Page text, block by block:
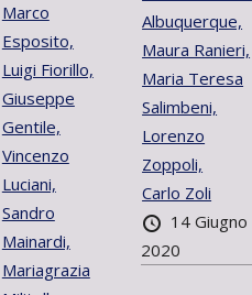
Marco
Esposito,
Luigi Fiorillo,
Giuseppe
Gentile,
Vincenzo
Luciani,
Sandro
Mainardi,
Mariagrazia
Albuquerque,
Maura Ranieri,
Maria Teresa
Salimbeni,
Lorenzo
Zoppoli,
Carlo Zoli
14 Giugno
2020